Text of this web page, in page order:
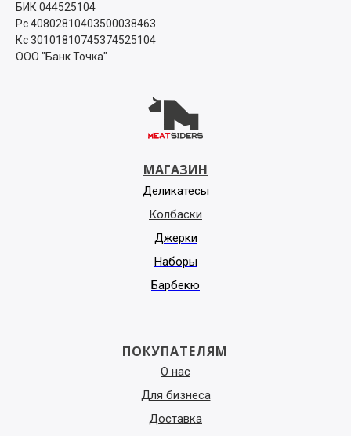
БИК 044525104
Рс 40802810403500038463
Кс 30101810745374525104
ООО "Банк Точка"
МАГАЗИН
Деликатесы
Колбаски
Джерки
Наборы
Барбекю
ПОКУПАТЕЛЯМ
О нас
Для бизнеса
Доставка